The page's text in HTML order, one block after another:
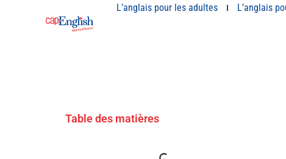
L’anglais pour les adultes L’anglais
Table des matières